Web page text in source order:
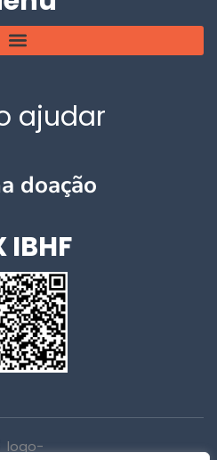
ajudar
doação
IBHF